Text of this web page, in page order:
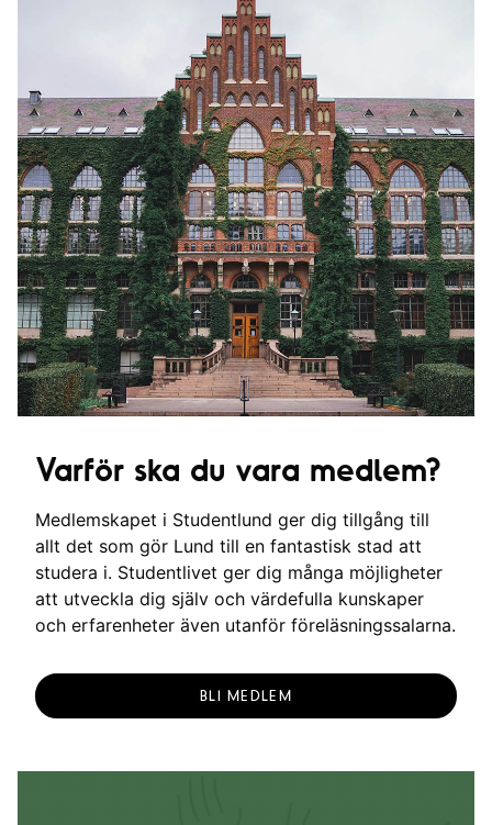
Varför ska du vara medlem?
Medlemskapet i Studentlund ger dig tillgång till
allt det som gör Lund till en fantastisk stad att
studera i. Studentlivet ger dig många möjligheter
att utveckla dig själv och värdefulla kunskaper
och erfarenheter även utanför föreläsningssalarna.
BLI MEDLEM